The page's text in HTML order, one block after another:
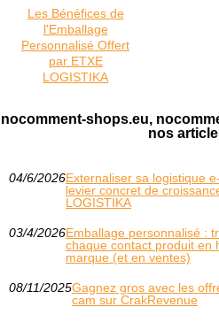
Les Bénéfices de
l'Emballage
Personnalisé Offert
par ETXE
LOGISTIKA
nocomment-shops.eu,
nos
04/6/2026Externaliser sa logistique
levier concret de
LOGISTIKA
03/4/2026Emballage personnalisé :
chaque contact produit en
marque (et en ventes)
08/11/2025Gagnez gros avec les
cam sur CrakRevenue